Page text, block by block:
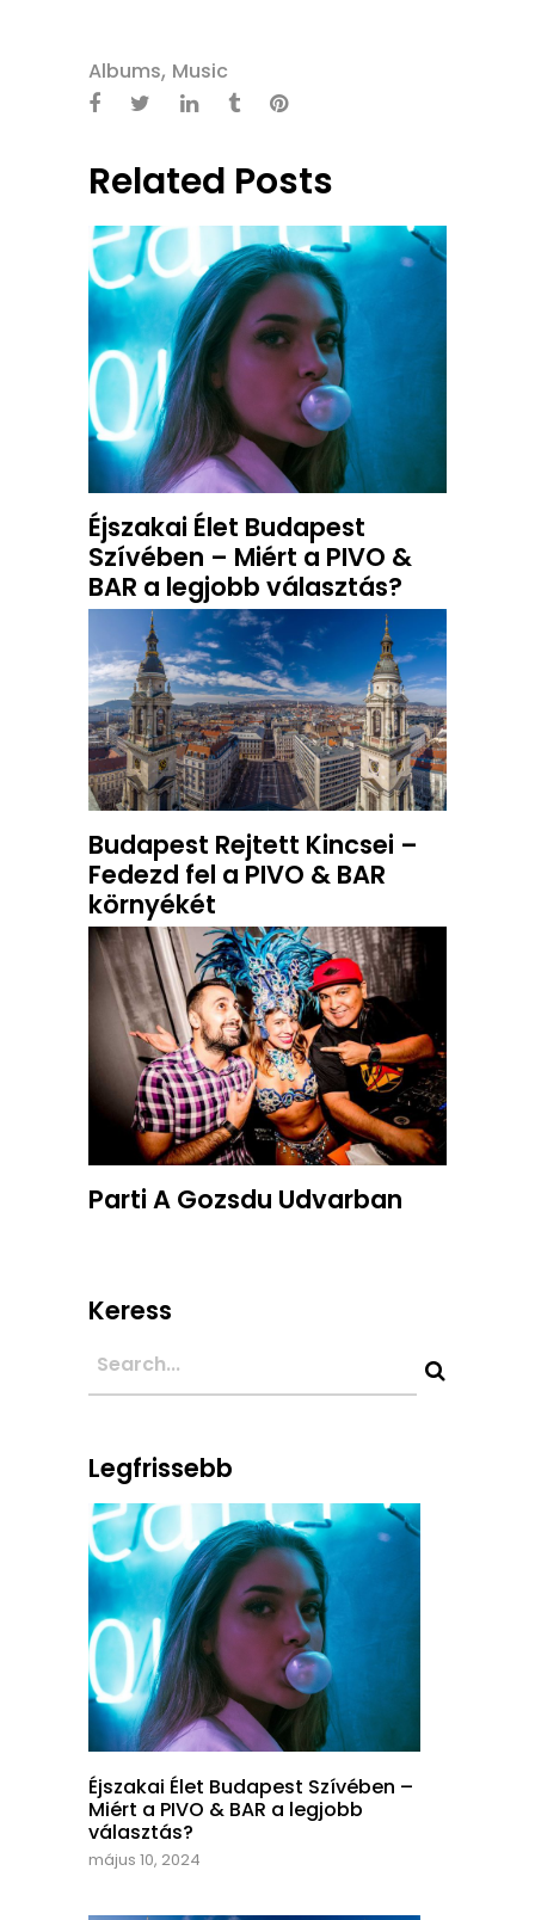
Albums, Music
Related Posts
Éjszakai Élet Budapest
Szívében – Miért a PIVO &
BAR a legjobb választás?
Budapest Rejtett Kincsei –
Fedezd fel a PIVO & BAR
környékét
Parti A Gozsdu Udvarban
Keress
Legfrissebb
Éjszakai Élet Budapest Szívében –
Miért a PIVO & BAR a legjobb
választás?
május 10, 2024